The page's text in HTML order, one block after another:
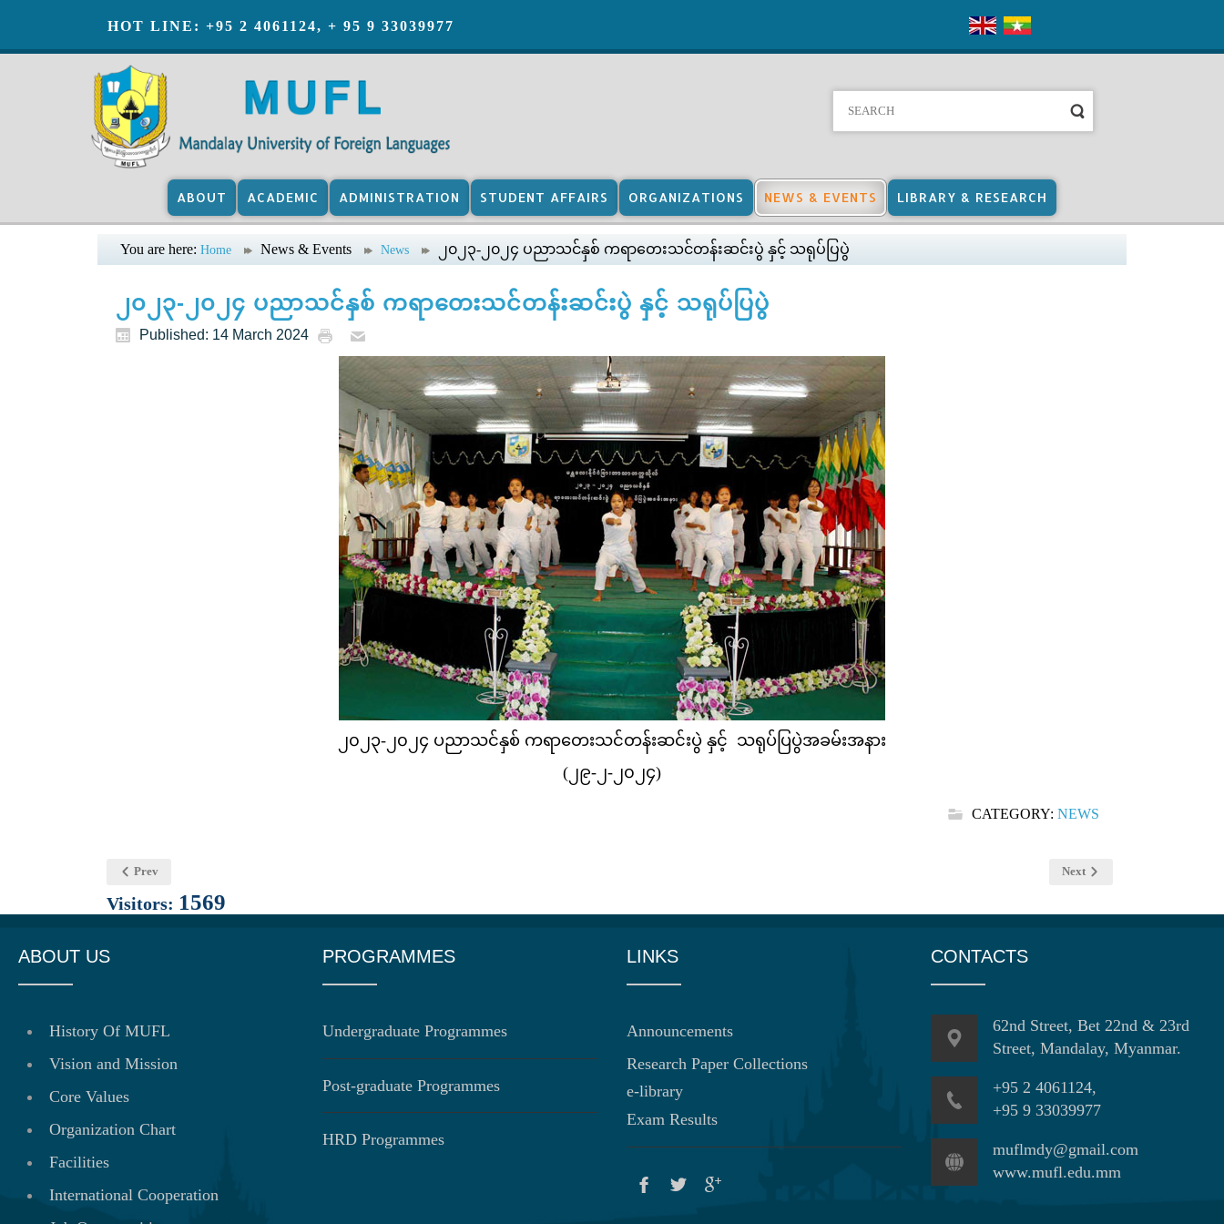
HOT LINE: +95 2 4061124, + 95 9 33039977
ABOUT ACADEMIC ADMINISTRATION STUDENT AFFAIRS ORGANIZATIONS NEWS & EVENTS LIBRARY & RESEARCH
You are here: Home News & Events News ၂၀၂၃-၂၀၂၄ ပညာသင်နှစ် ကရာတေးသင်တန်းဆင်းပွဲ နှင့် သရုပ်ပြပွဲ
၂၀၂၃-၂၀၂၄ ပညာသင်နှစ် ကရာတေးသင်တန်းဆင်းပွဲ နှင့် သရုပ်ပြပွဲ
Published: 14 March 2024
၂၀၂၃-၂၀၂၄ ပညာသင်နှစ် ကရာတေးသင်တန်းဆင်းပွဲ နှင့် သရုပ်ပြပွဲအခမ်းအနား
(၂၉-၂-၂၀၂၄)
CATEGORY: NEWS
Prev Next
Visitors: 1569
ABOUT US
History Of MUFL
Vision and Mission
Core Values
Organization Chart
Facilities
International Cooperation
PROGRAMMES
Undergraduate Programmes
Post-graduate Programmes
HRD Programmes
LINKS
Announcements
Research Paper Collections
e-library
Exam Results
CONTACTS
62nd Street, Bet 22nd & 23rd
Street, Mandalay, Myanmar.
+95 2 4061124,
+95 9 33039977
muflmdy@gmail.com
www.mufl.edu.mm